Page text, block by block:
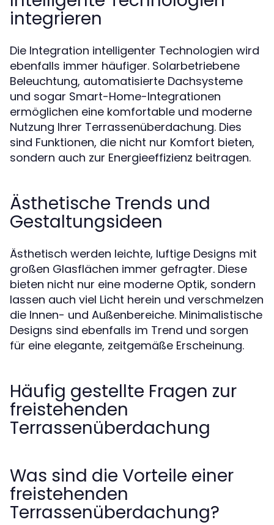
integrieren
Die Integration intelligenter Technologien wird
ebenfalls immer häufiger. Solarbetriebene
Beleuchtung, automatisierte Dachsysteme
und sogar Smart-Home-Integrationen
ermöglichen eine komfortable und moderne
Nutzung Ihrer Terrassenüberdachung. Dies
sind Funktionen, die nicht nur Komfort bieten,
sondern auch zur Energieeffizienz beitragen.
Ästhetische Trends und
Gestaltungsideen
Ästhetisch werden leichte, luftige Designs mit
großen Glasflächen immer gefragter. Diese
bieten nicht nur eine moderne Optik, sondern
lassen auch viel Licht herein und verschmelzen
die Innen- und Außenbereiche. Minimalistische
Designs sind ebenfalls im Trend und sorgen
für eine elegante, zeitgemäße Erscheinung.
Häufig gestellte Fragen zur
freistehenden
Terrassenüberdachung
Was sind die Vorteile einer
freistehenden
Terrassenüberdachung?